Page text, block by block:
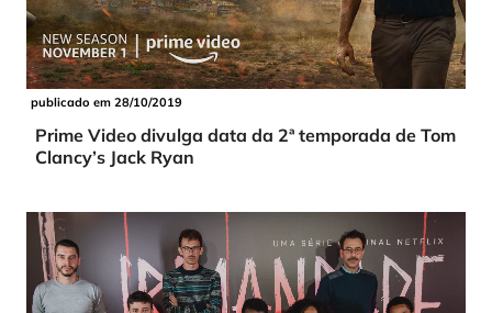
publicado em 28/10/2019
Prime Video divulga data da 2ª temporada de Tom
Clancy’s Jack Ryan